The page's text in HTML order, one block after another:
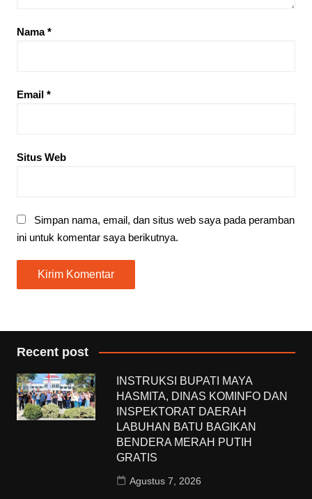
Nama*
Email *
Situs Web
Simpan nama, email, dan situs web saya pada peramban
ini untuk komentar saya berikutnya.
Recent post
INSTRUKSI BUPATI MAYA
HASMITA, DINAS KOMINFO DAN
INSPEKTORAT DAERAH
LABUHAN BATU BAGIKAN
BENDERA MERAH PUTIH
GRATIS
Agustus 7, 2026